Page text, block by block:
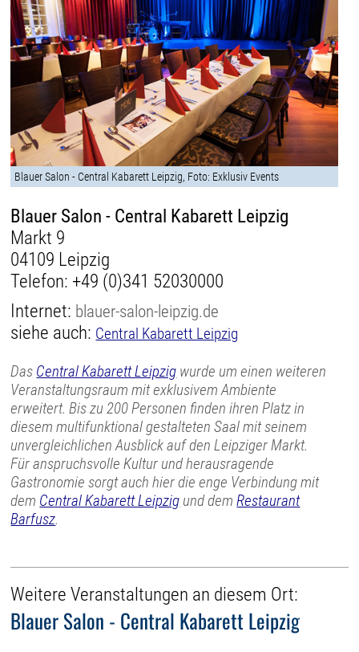
Blauer Salon - Central Kabarett Leipzig, Foto: Exklusiv Events
Blauer Salon - Central Kabarett Leipzig
Markt 9
04109 Leipzig
Telefon: +49 (0)341 52030000
Internet: blauer-salon-leipzig.de
siehe auch: Central Kabarett Leipzig
Das Central Kabarett Leipzig wurde um einen weiteren
Veranstaltungsraum mit exklusivem Ambiente
erweitert. Bis zu 200 Personen finden ihren Platz in
diesem multifunktional gestalteten Saal mit seinem
unvergleichlichen Ausblick auf den Leipziger Markt.
Für anspruchsvolle Kultur und herausragende
Gastronomie sorgt auch hier die enge Verbindung mit
dem Central Kabarett Leipzig und demRestaurant
Barfusz.
Weitere Veranstaltungen an diesem Ort:
Blauer Salon - Central Kabarett Leipzig